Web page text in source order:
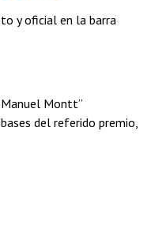
y oficial en la barra
Manuel Montt”
del referido premio,